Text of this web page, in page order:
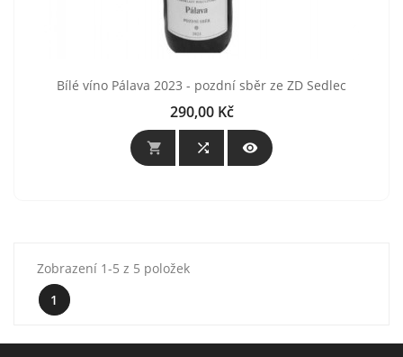
Bílé víno Pálava 2023 - pozdní sběr ze ZD Sedlec
Cena
290,00 Kč
  
Zobrazení 1-5 z 5 položek
1